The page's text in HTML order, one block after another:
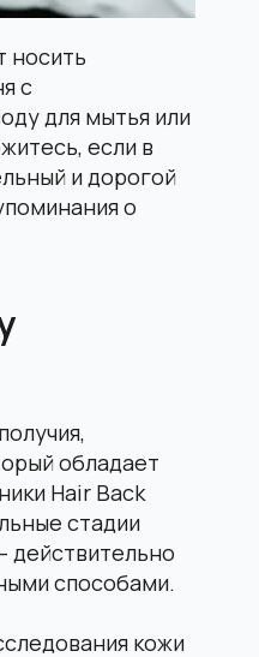
носить
с
для мытья или
если в
и дорогой
о
обладает
Hair Back
стадии
действительно
способами.
кожи